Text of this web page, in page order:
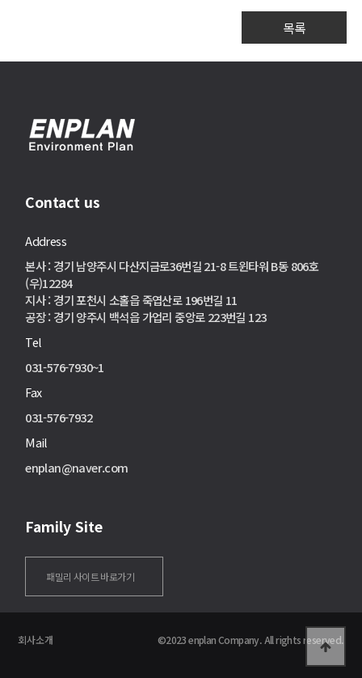
목록
Contact us
Address
본사 : 경기 남양주시 다산지금로36번길 21-8 트윈타워 B동 806호
(우)12284
지사 : 경기 포천시 소홀읍 죽엽산로 196번길 11
공장 : 경기 양주시 백석읍 가업리 중앙로 223번길 123
Tel
031-576-7930~1
Fax
031-576-7932
Mail
enplan@naver.com
Family Site
패밀리 사이트 바로가기
회사소개 ©2023 enplan Company. All rights reserved.